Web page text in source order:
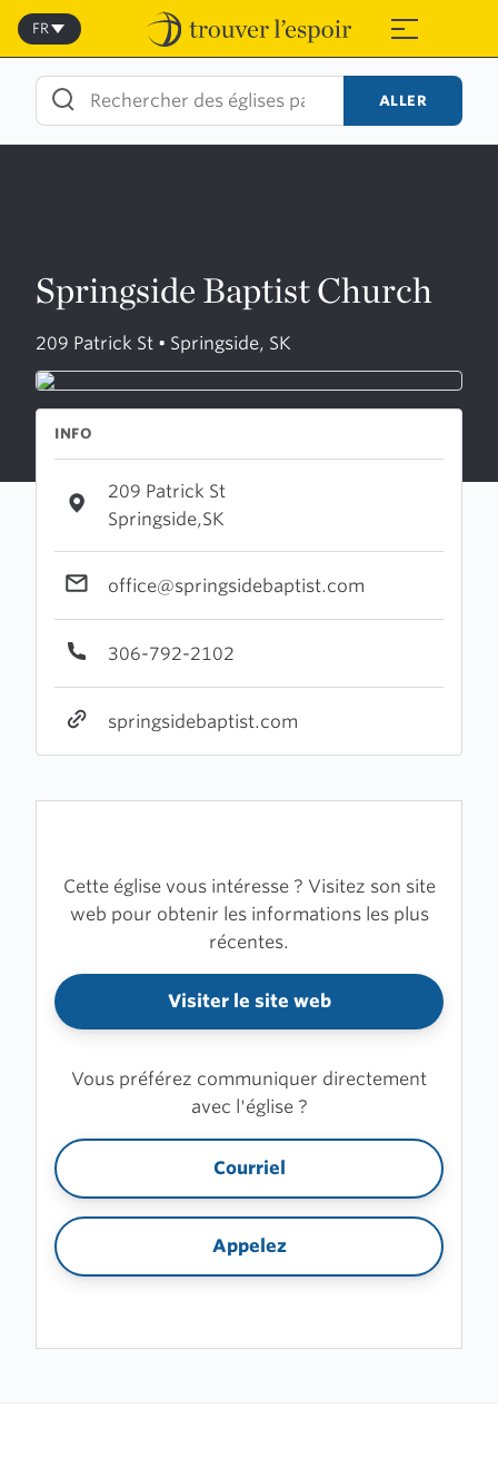
Skip
content
≡
FR
ALLER
Springside Baptist Church
209 Patrick St • Springside, SK
INFO
209 Patrick St
Springside,SK
office@springsidebaptist.com
306-792-2102
springsidebaptist.com
Cette église vous intéresse ? Visitez son site
web pour obtenir les informations les plus
récentes.
Visiter le site web
Vous préférez communiquer directement
avec l'église ?
Courriel
Appelez